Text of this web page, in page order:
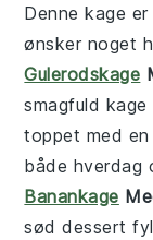
Denne kage
ønsker noget
Gulerodskage
smagfuld kage
toppet med
både hverdag
Banankage
søddessert